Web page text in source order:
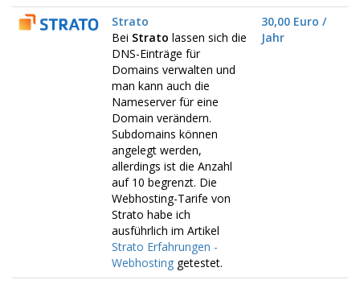
Strato
Bei Strato lassen sich die
DNS-Einträge für
Domains verwalten und
man kann auch die
Nameserver für eine
Domain verändern.
Subdomains können
angelegt werden,
allerdings ist die Anzahl
auf 10 begrenzt. Die
Webhosting-Tarife von
Strato habe ich
ausführlich im Artikel
Strato Erfahrungen -
Webhosting getestet.
30,00 Euro /
Jahr